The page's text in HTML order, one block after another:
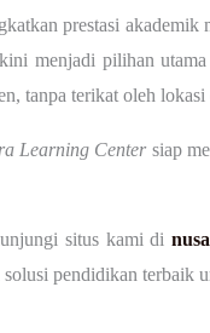
prestasi akademik
menjadi pilihan
tanpa terikat oleh
Learning Centersiap
situs kami di
pendidikan terbaik